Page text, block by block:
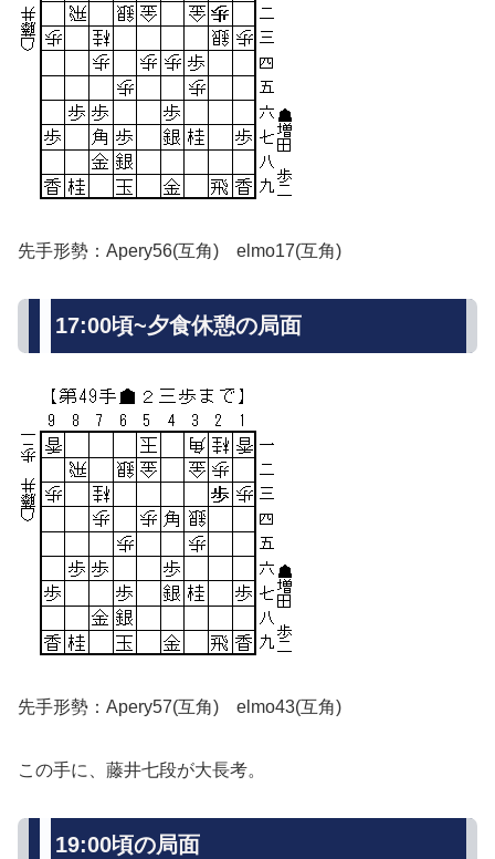
先手形勢：Apery56(互角) elmo17(互角)
17:00頃~夕食休憩の局面
先手形勢：Apery57(互角) elmo43(互角)
この手に、藤井七段が大長考。
19:00頃の局面